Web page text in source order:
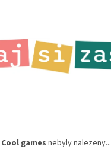
Cool games nebyly nalezeny...